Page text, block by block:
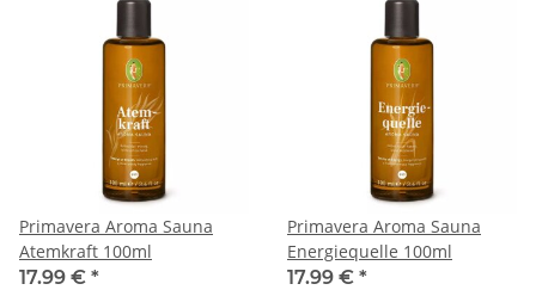
Primavera Aroma Sauna
Atemkraft 100ml
17.99 € *
Primavera Aroma Sauna
Energiequelle 100ml
17.99 € *